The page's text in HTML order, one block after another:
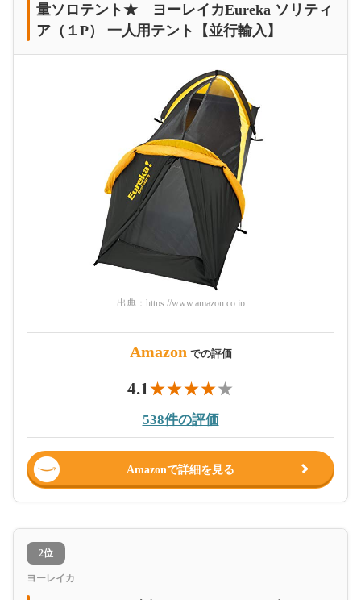
量ソロテント★ ヨーレイカEureka ソリティ
ア（１P） 一人用テント【並行輸入】
出典： https://www.amazon.co.jp
Amazon での評価
4.1
538件の評価
Amazonで詳細を見る
2位
ヨーレイカ